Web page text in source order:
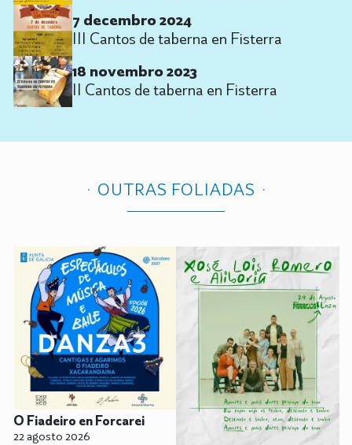
7 decembro 2024
III Cantos de taberna en Fisterra
18 novembro 2023
II Cantos de taberna en Fisterra
OUTRAS FOLIADAS
O Fiadeiro en Forcarei
22 agosto 2026